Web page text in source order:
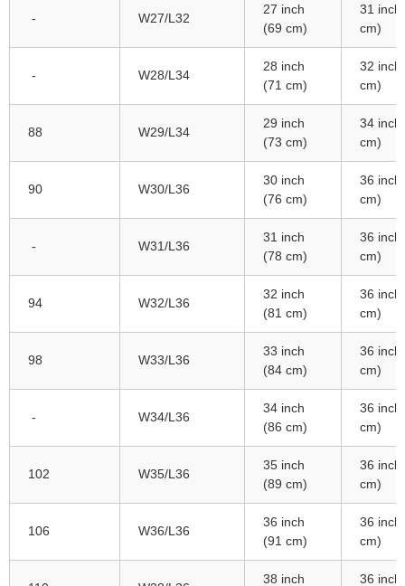
- W27/L32
27 inch
(69 cm)
31 inch
cm)
- W28/L34
28 inch
(71 cm)
32 inch
cm)
88 W29/L34
29 inch
(73 cm)
34 inch
cm)
90 W30/L36
30 inch
(76 cm)
36 inch
cm)
- W31/L36
31 inch
(78 cm)
36 inch
cm)
94 W32/L36
32 inch
(81 cm)
36 inch
cm)
98 W33/L36
33 inch
(84 cm)
36 inch
cm)
- W34/L36
34 inch
(86 cm)
36 inch
cm)
102 W35/L36
35 inch
(89 cm)
36 inch
cm)
106 W36/L36
36 inch
(91 cm)
36 inch
cm)
38 inch 36 inch